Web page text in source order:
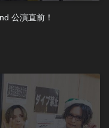
公演直前！